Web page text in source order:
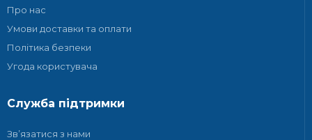
Про нас
Умови доставки та оплати
Політика безпеки
Угода користувача
Служба підтримки
Зв’язатися з нами